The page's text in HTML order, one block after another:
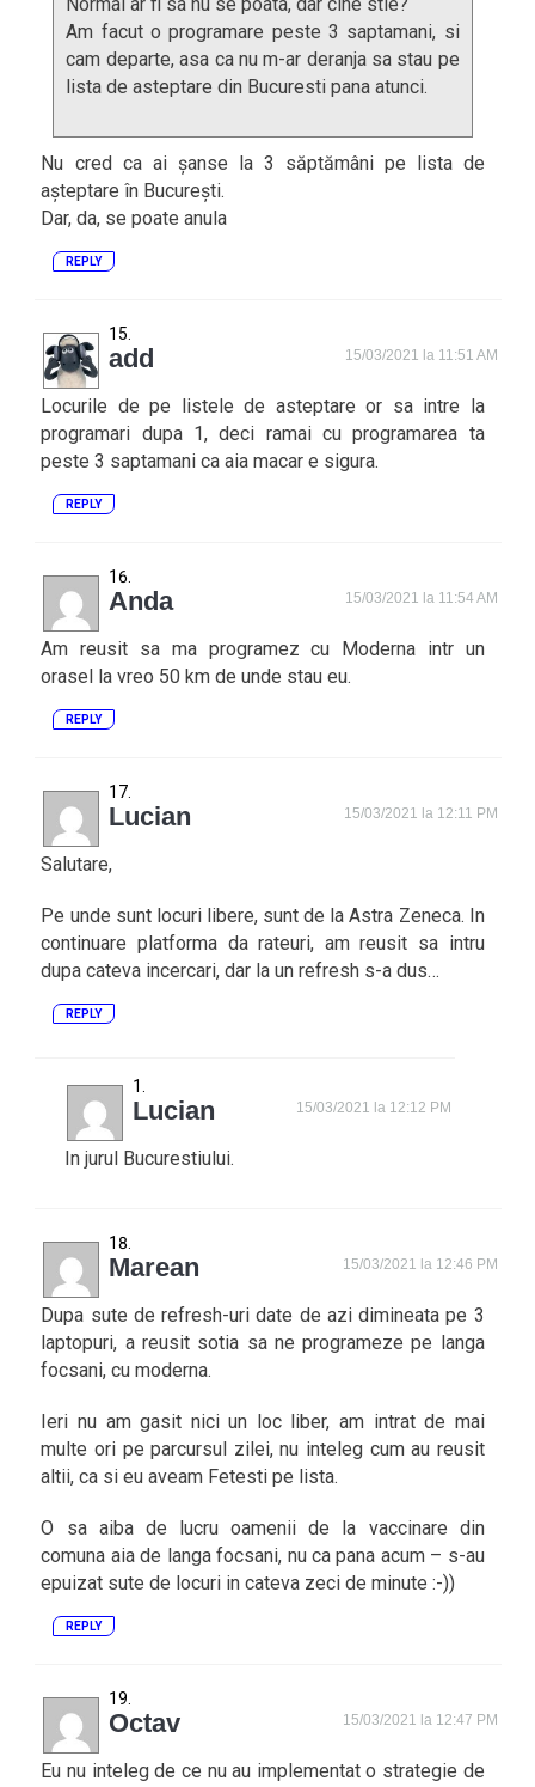
Am facut o programare peste 3 saptamani, si
cam departe, asa ca nu m-ar deranja sa stau pe
lista de asteptare din Bucuresti pana atunci.
Nu cred ca ai șanse la 3 săptămâni pe lista de
așteptare în București.
Dar, da, se poate anula
REPLY
add 15/03/2021 la 11:51 AM
Locurile de pe listele de asteptare or sa intre la
programari dupa 1, deci ramai cu programarea ta
peste 3 saptamani ca aia macar e sigura.
REPLY
Anda 15/03/2021 la 11:54 AM
Am reusit sa ma programez cu Moderna intr un
orasel la vreo 50 km de unde stau eu.
REPLY
Lucian 15/03/2021 la 12:11 PM
Salutare,
Pe unde sunt locuri libere, sunt de la Astra Zeneca. In
continuare platforma da rateuri, am reusit sa intru
dupa cateva incercari, dar la un refresh s-a dus…
REPLY
Lucian 15/03/2021 la 12:12 PM
In jurul Bucurestiului.
Marean 15/03/2021 la 12:46 PM
Dupa sute de refresh-uri date de azi dimineata pe 3
laptopuri, a reusit sotia sa ne programeze pe langa
focsani, cu moderna.
Ieri nu am gasit nici un loc liber, am intrat de mai
multe ori pe parcursul zilei, nu inteleg cum au reusit
altii, ca si eu aveam Fetesti pe lista.
O sa aiba de lucru oamenii de la vaccinare din
comuna aia de langa focsani, nu ca pana acum – s-au
epuizat sute de locuri in cateva zeci de minute :-))
REPLY
Octav 15/03/2021 la 12:47 PM
Eu nu inteleg de ce nu au implementat o strategie de